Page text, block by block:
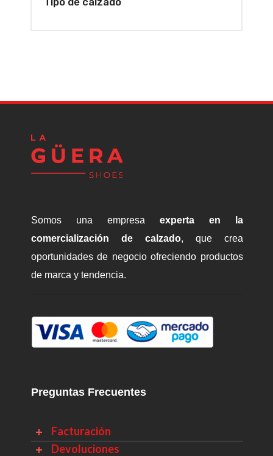
Somos una empresa experta en la
comercialización de calzado, que crea
oportunidades de negocio ofreciendo productos
de marca y tendencia.
Preguntas Frecuentes
Facturación
Devoluciones